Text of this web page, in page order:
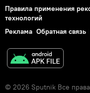
Правила применения
технологий
Реклама Обратная связь
© 2026 Sputnik Все